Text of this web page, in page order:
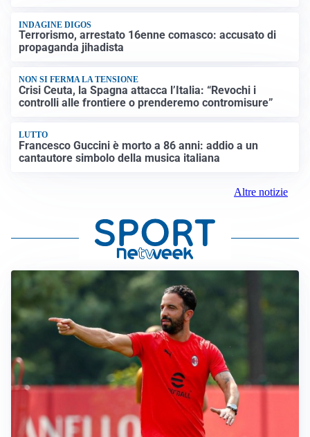
INDAGINE DIGOS
Terrorismo, arrestato 16enne comasco: accusato di
propaganda jihadista
NON SI FERMA LA TENSIONE
Crisi Ceuta, la Spagna attacca l’Italia: “Revochi i
controlli alle frontiere o prenderemo contromisure”
LUTTO
Francesco Guccini è morto a 86 anni: addio a un
cantautore simbolo della musica italiana
Altre notizie